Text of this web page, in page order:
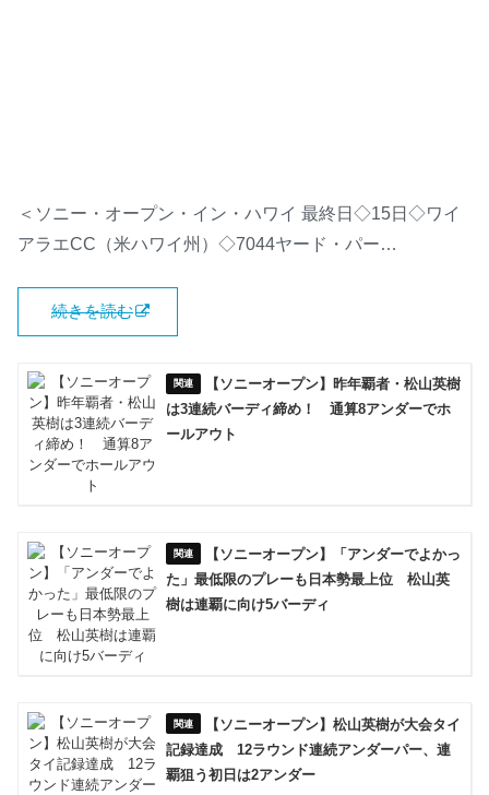
＜ソニー・オープン・イン・ハワイ 最終日◇15日◇ワイ
アラエCC（米ハワイ州）◇7044ヤード・パー…
続きを読む
【ソニーオープン】昨年覇者・松山英樹
は3連続バーディ締め！ 通算8アンダーでホ
ールアウト
【ソニーオープン】「アンダーでよかっ
た」最低限のプレーも日本勢最上位 松山英
樹は連覇に向け5バーディ
【ソニーオープン】松山英樹が大会タイ
記録達成 12ラウンド連続アンダーパー、連
覇狙う初日は2アンダー